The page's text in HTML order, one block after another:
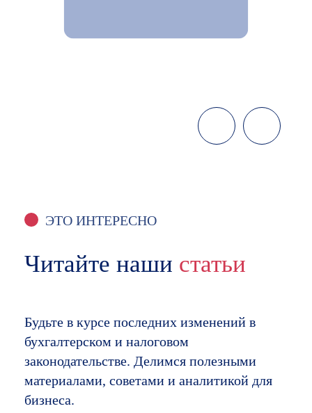
ЭТО ИНТЕРЕСНО
Читайте наши статьи
Будьте в курсе последних изменений в
бухгалтерском и налоговом
законодательстве. Делимся полезными
материалами, советами и аналитикой для
бизнеса.